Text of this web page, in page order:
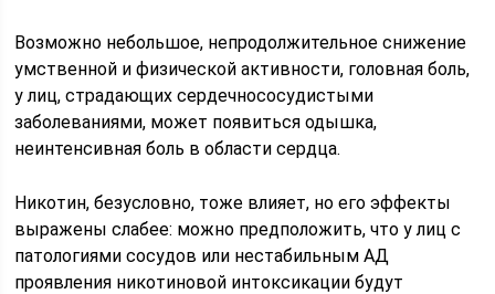
Возможно небольшое, непродолжительное снижение
умственной и физической активности, головная боль,
у лиц, страдающих сердечнососудистыми
заболеваниями, может появиться одышка,
неинтенсивная боль в области сердца.
Никотин, безусловно, тоже влияет, но его эффекты
выражены слабее: можно предположить, что у лиц с
патологиями сосудов или нестабильным АД
проявления никотиновой интоксикации будут